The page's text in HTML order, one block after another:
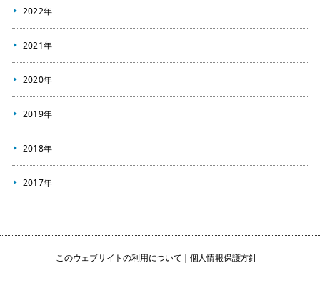
2022年
2021年
2020年
2019年
2018年
2017年
このウェブサイトの利用について 個人情報保護方針